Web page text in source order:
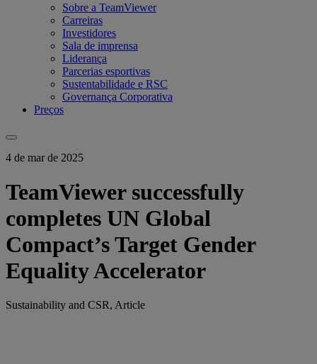
Sobre a TeamViewer
Carreiras
Investidores
Sala de imprensa
Liderança
Parcerias esportivas
Sustentabilidade e RSC
Governança Corporativa
Preços
4 de mar de 2025
TeamViewer successfully
completes UN Global
Compact’s Target Gender
Equality Accelerator
Sustainability and CSR, Article